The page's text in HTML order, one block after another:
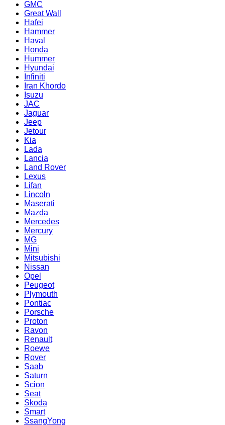
GMC
Great Wall
Hafei
Hammer
Haval
Honda
Hummer
Hyundai
Infiniti
Iran Khordo
Isuzu
JAC
Jaguar
Jeep
Jetour
Kia
Lada
Lancia
Land Rover
Lexus
Lifan
Lincoln
Maserati
Mazda
Mercedes
Mercury
MG
Mini
Mitsubishi
Nissan
Opel
Peugeot
Plymouth
Pontiac
Porsche
Proton
Ravon
Renault
Roewe
Rover
Saab
Saturn
Scion
Seat
Skoda
Smart
SsangYong